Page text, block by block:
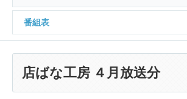
番組表
店ばな工房 ４月放送分